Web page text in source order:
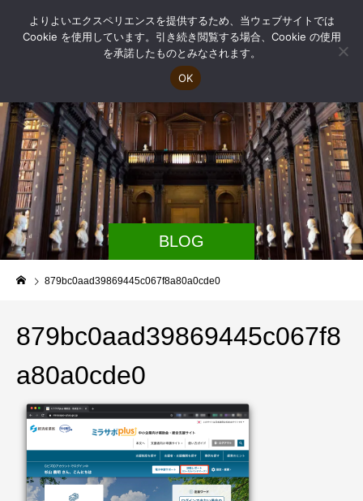
BLOG
879bc0aad39869445c067f8a80a0cde0
879bc0aad39869445c067f8
a80a0cde0
よりよいエクスペリエンスを提供するため、当ウェブサイトでは
Cookie を使用しています。引き続き閲覧する場合、Cookie の使用
を承諾したものとみなされます。
OK